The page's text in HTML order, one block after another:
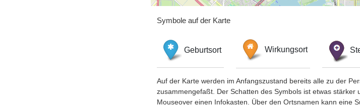
Symbole auf der Karte
Geburtsort Wirkungsort
Auf der Karte werden im Anfangszustand bereits alle zu der
zusammengefaßt. Der Schatten des Symbols ist etwas
Mouseover einen Infokasten. Über den Ortsnamen kann eine